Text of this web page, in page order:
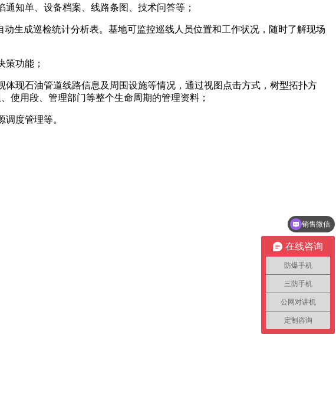
知单、设备档案、线路条图、技术问答等；
生成巡检统计分析表。基地可监控巡线人员位置和工作状况，随时了解现场
功能；
现石油管道线路信息及周围设施等情况，通过视图点击方式，树型拓扑方
使用段、管理部门等整个生命周期的管理资料；
度管理等。
在线咨询
防爆手机
三防手机
公网对讲机
定制咨询
销售微信